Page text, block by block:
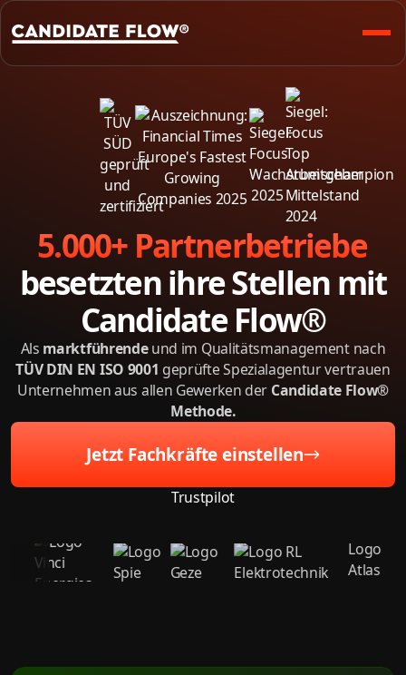
5.000+ Partner­betriebe
besetzten ihre Stellen mit
Candidate Flow®
Als marktführendeund im Qualitätsmanagement nach
TÜV DIN EN ISO 9001 geprüfte Spezialagentur vertrauen
Unternehmen aus allen Gewerken der Candidate Flow®
Methode.
Jetzt Fachkräfte einstellen
Trustpilot